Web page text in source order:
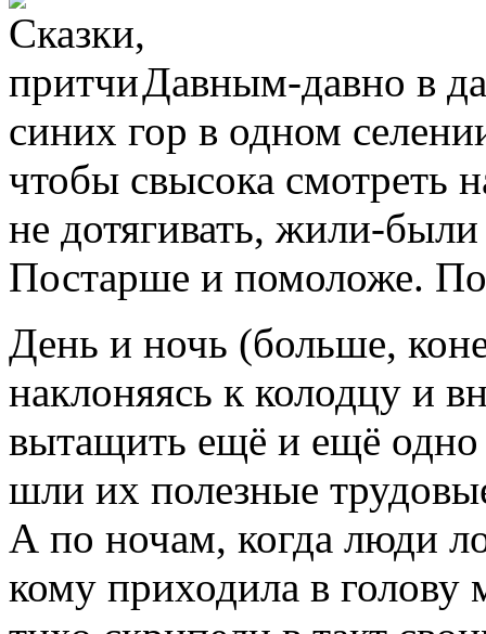
Давным-давно в
синих гор в одном
чтобы свысока смотреть
не дотягивать, жили-
Постарше и помоложе.
День и ночь (больше,
наклоняясь к колодцу и
вытащить ещё и ещё
шли их полезные
А по ночам, когда люди
кому приходила в